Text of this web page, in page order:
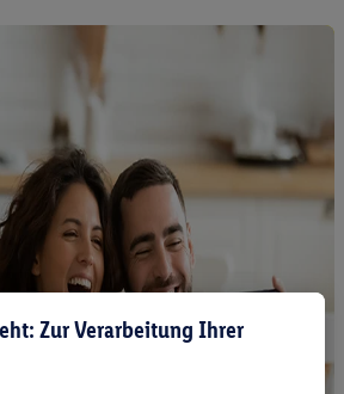
Zur Verarbeitung Ihrer